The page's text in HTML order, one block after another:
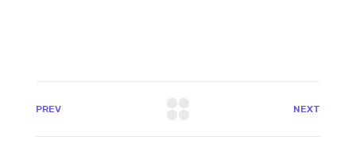
PREV NEXT